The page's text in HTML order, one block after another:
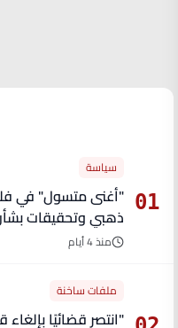
01
سياسة
ذهبي وتحقيقات
منذ 4 أيام
ملفات ساخنة